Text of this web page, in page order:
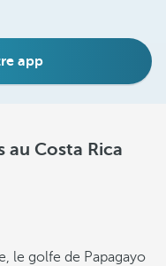
app
au Costa Rica
le golfe de Papagayo